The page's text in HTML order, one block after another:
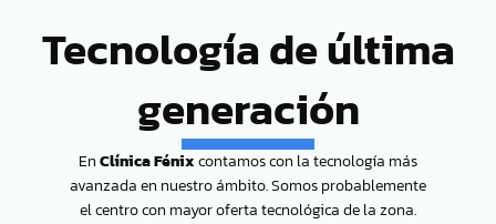
Tecnología de última
generación
EnClínica Fénixcontamos con la tecnología más
avanzada en nuestro ámbito. Somos probablemente
el centro con mayor oferta tecnológica de la zona.